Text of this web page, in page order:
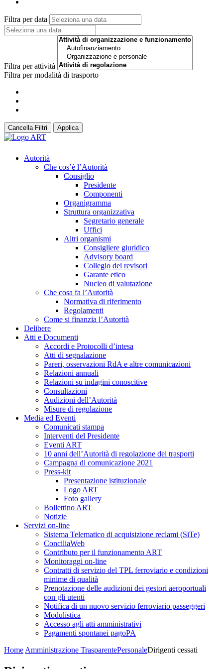
Filtra per data
Filtra per attività
Filtra per modalità di trasporto
Cancella Filtri Applica
Autorità
Che cos’è l’Autorità
Consiglio
Presidente
Componenti
Organigramma
Struttura organizzativa
Segretario generale
Uffici
Altri organismi
Consigliere giuridico
Advisory board
Collegio dei revisori
Garante etico
Nucleo di valutazione
Che cosa fa l’Autorità
Normativa di riferimento
Regolamenti
Come si finanzia l’Autorità
Delibere
Atti e Documenti
Accordi e Protocolli d’intesa
Atti di segnalazione
Pareri, osservazioni RdA e altre comunicazioni
Relazioni annuali
Relazioni su indagini conoscitive
Consultazioni
Audizioni dell’Autorità
Misure di regolazione
Media ed Eventi
Comunicati stampa
Interventi del Presidente
Eventi ART
10 anni dell’Autorità di regolazione dei trasporti
Campagna di comunicazione 2021
Press-kit
Presentazione istituzionale
Logo ART
Foto gallery
Bollettino ART
Notizie
Servizi on-line
Sistema Telematico di acquisizione reclami (SiTe)
ConciliaWeb
Contributo per il funzionamento ART
Monitoraggi on-line
Contratti di servizio del TPL ferroviario e condizioni
minime di qualità
Prenotazione delle audizioni dei gestori aeroportuali
con gli utenti
Notifica di un nuovo servizio ferroviario passeggeri
Modulistica
Accesso agli atti amministrativi
Pagamenti spontanei pagoPA
Home Amministrazione TrasparentePersonaleDirigenti cessati